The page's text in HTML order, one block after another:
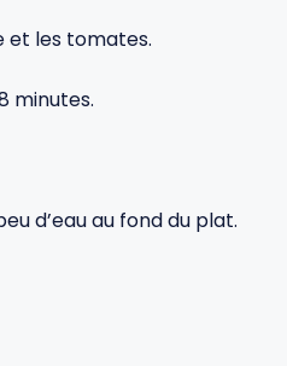
et les tomates.
minutes.
d’eau au fond du plat.